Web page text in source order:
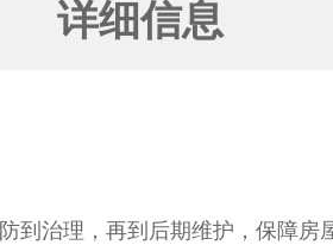
详细信息
到治理，再到后期维护，保障